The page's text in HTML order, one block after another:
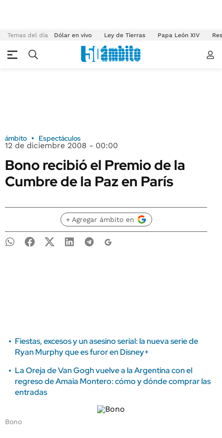
Temas del día Dólar en vivo Ley de Tierras Papa León XIV
ámbito Espectáculos
12 de diciembre 2008 - 00:00
Bono recibió el Premio de la
Cumbre de la Paz en París
+ Agregar ámbito en
Fiestas, excesos y un asesino serial: la nueva serie de
Ryan Murphy que es furor en Disney+
La Oreja de Van Gogh vuelve a la Argentina con el
regreso de Amaia Montero: cómo y dónde comprar las
entradas
Bono